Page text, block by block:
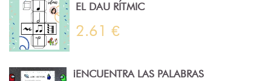
EL DAU RÍTMIC
2.61 €
¡ENCUENTRA LAS PALABRAS